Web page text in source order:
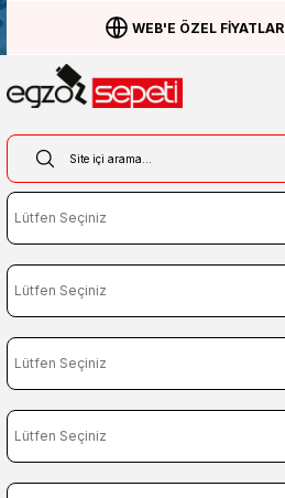
WEB'E ÖZEL FİYATLAR